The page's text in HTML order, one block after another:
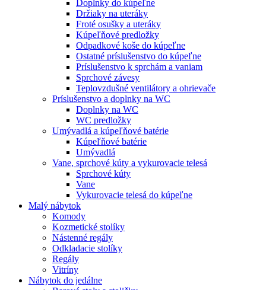
Doplnky do kúpeľne
Držiaky na uteráky
Froté osušky a uteráky
Kúpeľňové predložky
Odpadkové koše do kúpeľne
Ostatné príslušenstvo do kúpeľne
Príslušenstvo k sprchám a vaniam
Sprchové závesy
Teplovzdušné ventilátory a ohrievače
Príslušenstvo a doplnky na WC
Doplnky na WC
WC predložky
Umývadlá a kúpeľňové batérie
Kúpeľňové batérie
Umývadlá
Vane, sprchové kúty a vykurovacie telesá
Sprchové kúty
Vane
Vykurovacie telesá do kúpeľne
Malý nábytok
Komody
Kozmetické stolíky
Nástenné regály
Odkladacie stolíky
Regály
Vitríny
Nábytok do jedálne